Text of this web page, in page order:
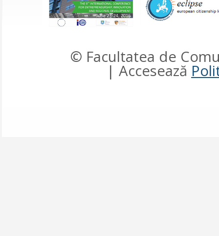
© Facultatea de
| Accesează